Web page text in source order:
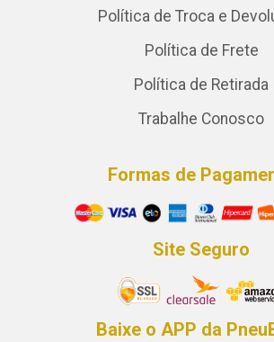
Política de Troca e
Política de Frete
Política de Retirada
Trabalhe Conosco
Formas de
Site Seguro
Baixe o APP da